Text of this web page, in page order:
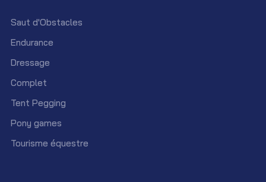
Saut d'Obstacles
Endurance
Dressage
Complet
Tent Pegging
Pony games
Tourisme équestre